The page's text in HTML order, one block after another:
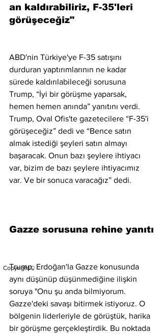
an kaldırabiliriz, F-35'leri
görüşeceğiz"
ABD'nin Türkiye'ye F-35 satışını
durduran yaptırımlarının ne kadar
sürede kaldırılabileceği sorusuna
Trump, “İyi bir görüşme yaparsak,
hemen hemen anında” yanıtını verdi.
Trump, Oval Ofis'te gazetecilere “F-35'i
görüşeceğiz” dedi ve “Bence satın
almak istediği şeyleri satın almayı
başaracak. Onun bazı şeylere ihtiyacı
var, bizim de bazı şeylere ihtiyacımız
var. Ve bir sonuca varacağız” dedi.
Gazze sorusuna rehine yanıtı
Trump, Erdoğan'la Gazze konusunda
aynı düşünüp düşünmediğine ilişkin
soruya "Onu şu anda bilmiyorum.
Gazze'deki savaşı bitirmek istiyoruz. O
bölgenin liderleriyle de görüştük, harika
bir görüşme gerçekleştirdik. Bu noktada
Copyright©